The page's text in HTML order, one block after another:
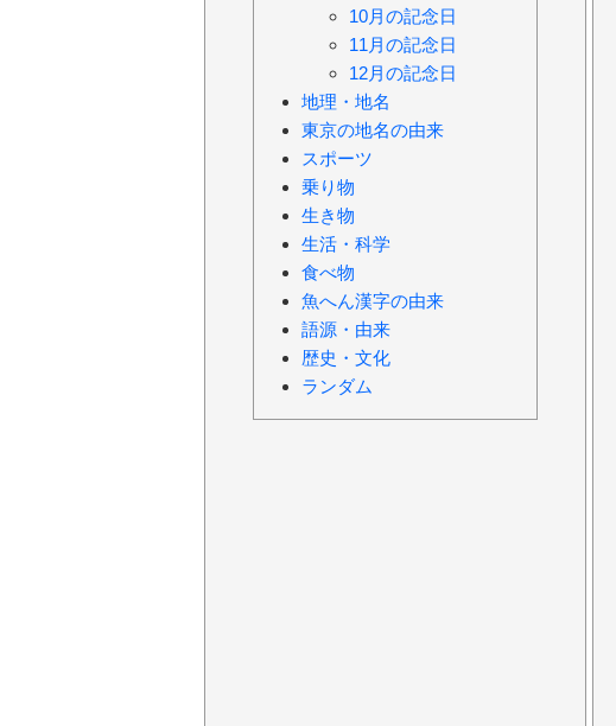
10月の記念日
11月の記念日
12月の記念日
地理・地名
東京の地名の由来
スポーツ
乗り物
生き物
生活・科学
食べ物
魚へん漢字の由来
語源・由来
歴史・文化
ランダム